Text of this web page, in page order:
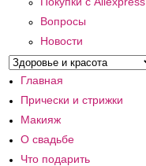
Вопросы
Новости
Главная
Прически и стрижки
Макияж
О свадьбе
Что подарить